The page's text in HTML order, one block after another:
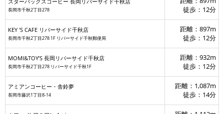
ーサイド千秋店
ーヒー 長岡リバーサイド千秋店
ーサイド千秋店
リバーサイド千秋店
長岡市千秋2丁目278
徒歩：12分
KEY 'S CAFE リバーサイド千秋店
長岡市千秋2丁目278 1F リバーサイド千秋郵便局
距離：897m
徒歩：12分
MOMI&TOY’S 長岡リバーサイド千秋店
長岡市千秋2丁目278 リバーサイド千秋1F
距離：932m
徒歩：12分
アミアンコーヒー・舎鈴夢
長岡市藤沢1丁目8-14
距離：1,087m
徒歩：14分